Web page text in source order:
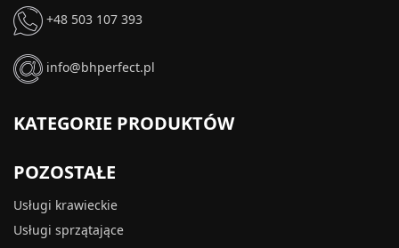
+48 503 107 393
info@bhperfect.pl
KATEGORIE PRODUKTÓW
POZOSTAŁE
Usługi krawieckie
Usługi sprzątające